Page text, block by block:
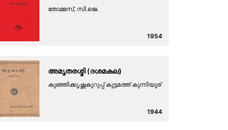
തോമ്മസ്, സി.ജെ.
1954
അമൃതരശ്മി (ദശമകല)
കുഞ്ഞിക്കൃഷ്ണകുറുപ്പ് കുട്ടമത്ത് കുന്നിയൂര്
1944